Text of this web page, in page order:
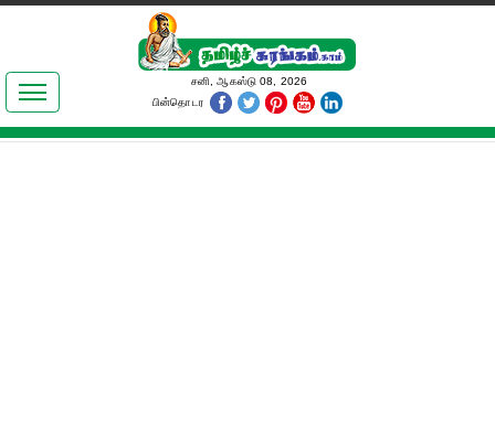
இலக்கியங்கள்
தமிழ் உலகம்
சனி, ஆகஸ்டு 08, 2026
பின்தொடர